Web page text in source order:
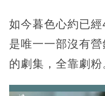
如今暮色心約已
是唯一一部沒有
的劇集，全靠劇粉